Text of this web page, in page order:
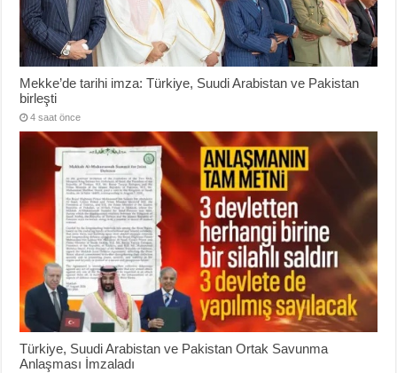
Mekke’de tarihi imza: Türkiye, Suudi Arabistan ve Pakistan
birleşti
4 saat önce
Türkiye, Suudi Arabistan ve Pakistan Ortak Savunma
Anlaşması İmzaladı